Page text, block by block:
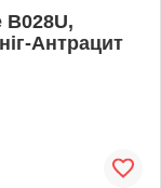
B028U,
Антрацит